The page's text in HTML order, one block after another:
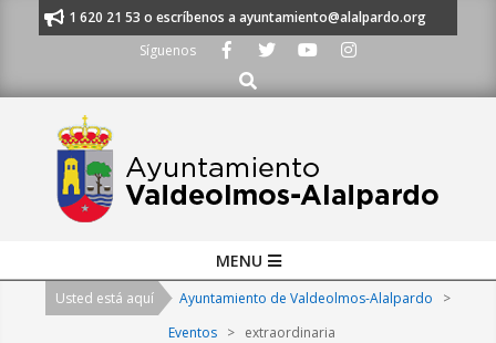
al 91 620 21 53 o escríbenos a ayuntamiento@alalpardo.org
Síguenos
Buscar
Navigation
MENU
Usted está aquí Ayuntamiento de Valdeolmos-Alalpardo
>
Eventos
> extraordinaria